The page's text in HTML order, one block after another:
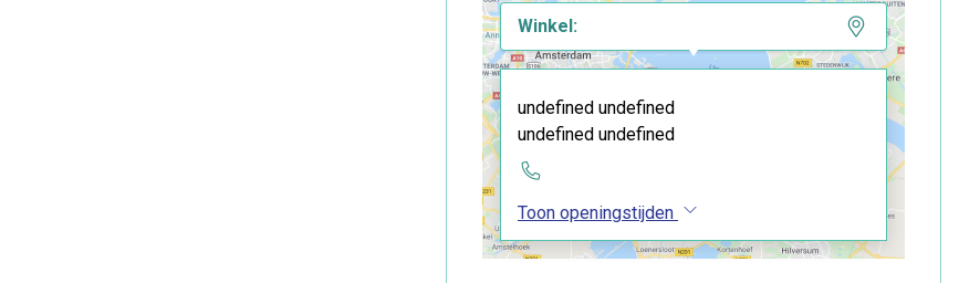
Winkel:
undefined undefined
undefined undefined
Toon openingstijden